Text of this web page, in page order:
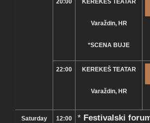
20:00 KEREKEŠ TEATAR
Varaždin, HR
*SCENA BUJE
22:00 KEREKEŠ TEATAR
Varaždin, HR
Saturday 12:00 * Festivalski